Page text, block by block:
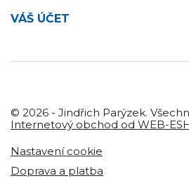
VÁŠ ÚČET
© 2026 - Jindřich Parýzek.
Internetový obchod od WEB-
Nastavení cookie
Doprava a platba